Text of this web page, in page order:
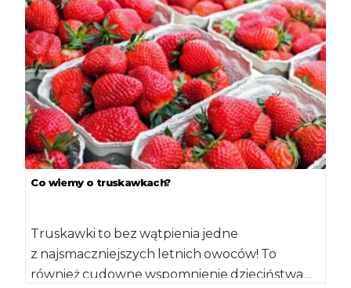
Co wiemy o truskawkach?
Truskawki to bez wątpienia jedne
z najsmaczniejszych letnich owoców! To
również cudowne wspomnienie dzieciństwa…